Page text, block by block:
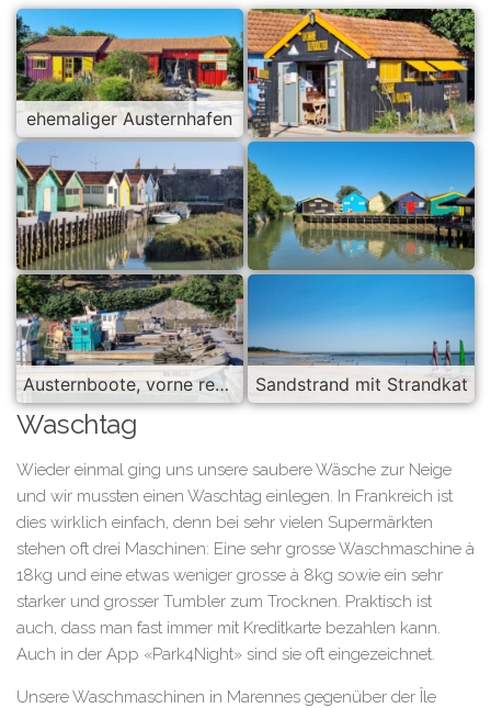
ehemaliger Austernhafen
Austernboote, vorne rechts sieht man ein paar Säcke mit Austern Sandstrand mit Strandkat
Waschtag
Wieder einmal ging uns unsere saubere Wäsche zur Neige
und wir mussten einen Waschtag einlegen. In Frankreich ist
dies wirklich einfach, denn bei sehr vielen Supermärkten
stehen oft drei Maschinen: Eine sehr grosse Waschmaschine à
18kg und eine etwas weniger grosse à 8kg sowie ein sehr
starker und grosser Tumbler zum Trocknen. Praktisch ist
auch, dass man fast immer mit Kreditkarte bezahlen kann.
Auch in der App «Park4Night» sind sie oft eingezeichnet.
Unsere Waschmaschinen in Marennes gegenüber der Île